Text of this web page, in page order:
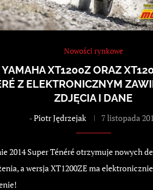
Nowości rynkowe
XT1200Z ORAZ
Z ELEKTRONICZNYM
ZDJĘCIA I DANE
-Piotr Jędrzejak 7 listopada
2014 Super Ténéré otrzymuje nowych
a wersja XT1200ZE ma